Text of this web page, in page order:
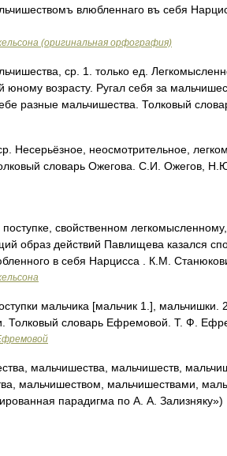
влюбленнаго въ себя
(оригинальная орфография)
ср. 1. только ед.
возрасту. Ругал себя за
разные мальчишества. Толковый
неосмотрительное,
словарь Ожегова. С.И. Ожегов,
свойственном
образ действий Павлищева казался
в себя Нарцисса . К.М.
мальчика [мальчик 1.], мальчишки.
Толковый словарь Ефремовой. Т. Ф.
мальчишества, мальчишеств,
мальчишеством, мальчишествами,
парадигма по А. А. Зализняку»)